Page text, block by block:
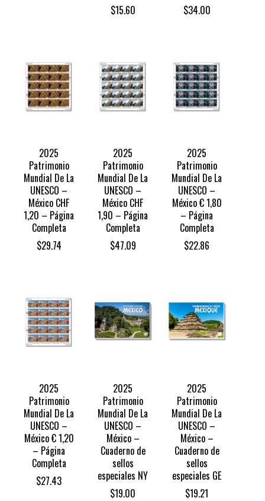
$15.60
$34.00
2025
Patrimonio
Mundial De La
UNESCO –
México CHF
1,20 – Página
Completa
$29.74
2025
Patrimonio
Mundial De La
UNESCO –
México CHF
1,90 – Página
Completa
$47.09
2025
Patrimonio
Mundial De La
UNESCO –
México € 1,80
– Página
Completa
$22.86
2025
Patrimonio
Mundial De La
UNESCO –
México € 1,20
– Página
Completa
$27.43
2025
Patrimonio
Mundial De La
UNESCO –
México –
Cuaderno de
sellos
especiales NY
$19.00
2025
Patrimonio
Mundial De La
UNESCO –
México –
Cuaderno de
sellos
especiales GE
$19.21